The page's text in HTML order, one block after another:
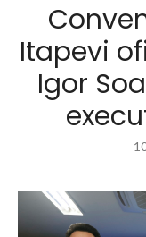
Itapevi
Igor